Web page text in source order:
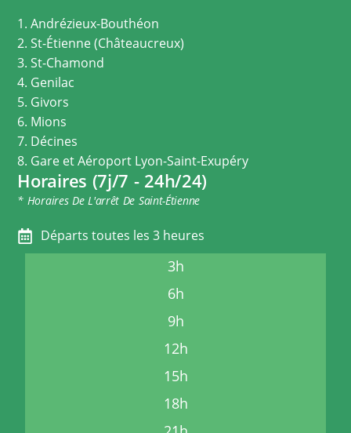
1. Andrézieux-Bouthéon
2. St-Étienne (Châteaucreux)
3. St-Chamond
4. Genilac
5. Givors
6. Mions
7. Décines
8. Gare et Aéroport Lyon-Saint-Exupéry
Horaires (7j/7 - 24h/24)
* Horaires De L'arrêt De Saint-Étienne
Départs toutes les 3 heures
3h
6h
9h
12h
15h
18h